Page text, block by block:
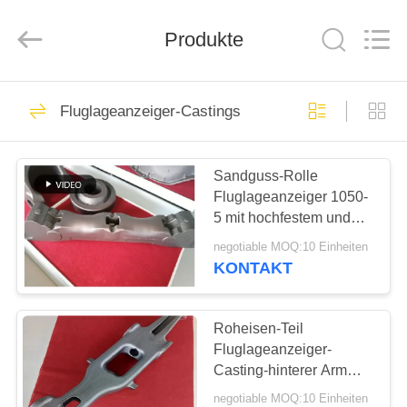
HAUS
PRODUKTE
ÜBER
UNS
FABRIK-
AUSFLUG
QUALITÄTSKONTROLLE
Factory.
Developed
Gussteile
Graue Eisengüsse
23
Produkte
Fluglageanzeiger-Castings
Sandguss-Rolle
Fluglageanzeiger 1050-
5 mit hochfestem und
Härte
negotiable MOQ:10 Einheiten
KONTAKT
Roheisen-Teil
Fluglageanzeiger-
Casting-hinterer Arm
Fluglageanzeiger 1050-
negotiable MOQ:10 Einheiten